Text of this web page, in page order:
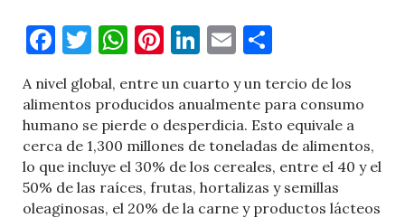
Facebook
Twitter
WhatsApp
Pinterest
LinkedIn
Email
A nivel global, entre un cuarto y un tercio de los
alimentos producidos anualmente para consumo
humano se pierde o desperdicia. Esto equivale a
cerca de 1,300 millones de toneladas de alimentos,
lo que incluye el 30% de los cereales, entre el 40 y el
50% de las raíces, frutas, hortalizas y semillas
oleaginosas, el 20% de la carne y productos lácteos